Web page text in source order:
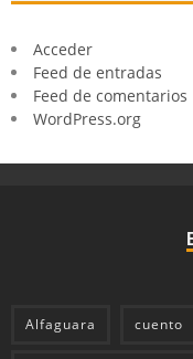
Acceder
Feed de entradas
Feed de comentarios
WordPress.org
Alfaguara cuento